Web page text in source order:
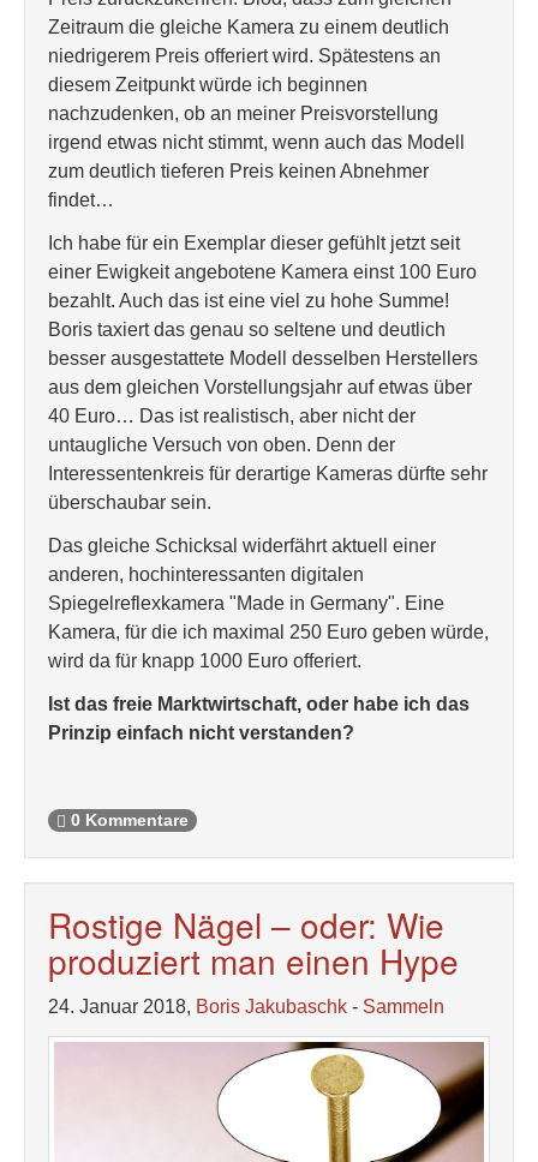
Zeitraum die gleiche Kamera zu einem deutlich
niedrigerem Preis offeriert wird. Spätestens an
diesem Zeitpunkt würde ich beginnen
nachzudenken, ob an meiner Preisvorstellung
irgend etwas nicht stimmt, wenn auch das Modell
zum deutlich tieferen Preis keinen Abnehmer
findet…
Ich habe für ein Exemplar dieser gefühlt jetzt seit
einer Ewigkeit angebotene Kamera einst 100 Euro
bezahlt. Auch das ist eine viel zu hohe Summe!
Boris taxiert das genau so seltene und deutlich
besser ausgestattete Modell desselben Herstellers
aus dem gleichen Vorstellungsjahr auf etwas über
40 Euro… Das ist realistisch, aber nicht der
untaugliche Versuch von oben. Denn der
Interessentenkreis für derartige Kameras dürfte sehr
überschaubar sein.
Das gleiche Schicksal widerfährt aktuell einer
anderen, hochinteressanten digitalen
Spiegelreflexkamera "Made in Germany". Eine
Kamera, für die ich maximal 250 Euro geben würde,
wird da für knapp 1000 Euro offeriert.
Ist das freie Marktwirtschaft, oder habe ich das
Prinzip einfach nicht verstanden?
0 Kommentare
Rostige Nägel – oder: Wie
produziert man einen Hype
24. Januar 2018, Boris Jakubaschk - Sammeln